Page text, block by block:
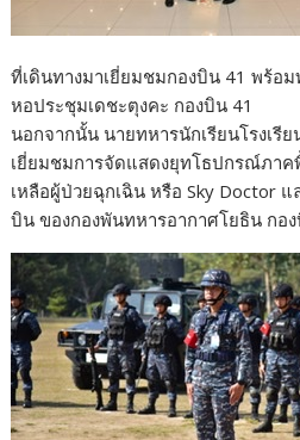
ที่เดินทางมาเยี่ยมชมกองบิน 41 พร้อ
หอประชุมเดชะตุงคะ กองบิน 41
นอกจากนั้น นายทหารนักเรียนโรงเรี
เยี่ยมชมการจัดแสดงยุทโธปกรณ์ภา
เหลือผู้ป่วยฉุกเฉิน หรือ Sky Doctor
บิน ของกองพันทหารอากาศโยธิน กอ